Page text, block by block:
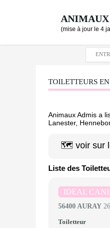
(mise à jour le 4
TOILETTEURS
Animaux Admis a
Lanester,
🗺️ voir sur
Liste des
IDEAL
56400 AURAY
Toiletteur